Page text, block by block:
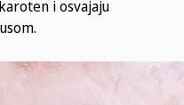
i osvajaju